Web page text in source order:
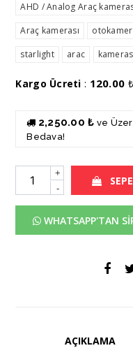
AHD / Analog Araç
Araç kamerası
starlight
arac
Kargo Ücreti : 120.00 ₺
2,250.00 ₺ ve
Bedava!
+
-
WHATSAPP'TAN
AÇIKLAMA